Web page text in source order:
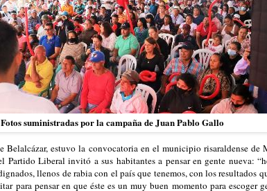
Fotos suministradas por la campaña de Juan Pablo Gallo
Belalcázar, estuvo la convocatoria en el municipio risaraldense de
Partido Liberal invitó a sus habitantes a pensar en gente nueva:
llenos de rabia con el país que tenemos, con los resultados
para pensar en que éste es un muy buen momento para escoger